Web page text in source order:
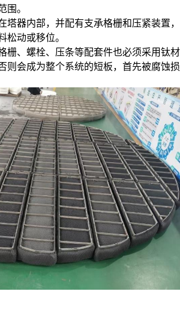
围。
塔器内部，并配有支承格栅和压紧装置，
松动或移位。
栅、螺栓、压条等配套件也必须采用钛材
则会成为整个系统的短板，首先被腐蚀损